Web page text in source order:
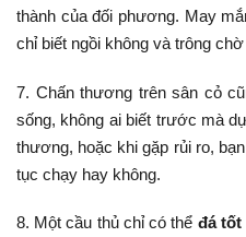
thành của đối phương. May
chỉ biết ngồi không và trông
7. Chấn thương trên sân cỏ
sống, không ai biết trước mà
thương, hoặc khi gặp rủi ro,
tục chạy hay không.
8. Một cầu thủ chỉ có thể đá tốt